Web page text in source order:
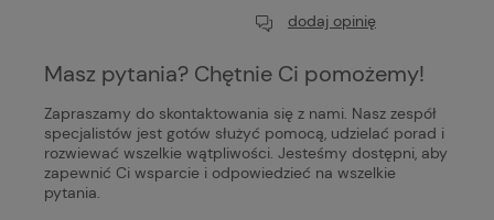
dodaj opinię
Masz pytania? Chętnie Ci pomożemy!
Zapraszamy do skontaktowania się z nami. Nasz zespół
specjalistów jest gotów służyć pomocą, udzielać porad i
rozwiewać wszelkie wątpliwości. Jesteśmy dostępni, aby
zapewnić Ci wsparcie i odpowiedzieć na wszelkie
pytania.